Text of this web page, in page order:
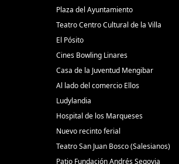
Plaza del Ayuntamiento
Teatro Centro Cultural de la Villa
El Pósito
Cines Bowling Linares
Casa de la Juventud Mengibar
Al lado del comercio Ellos
Ludylandia
Hospital de los Marqueses
Nuevo recinto ferial
Teatro San Juan Bosco (Salesianos)
Patio Fundación Andrés Segovia